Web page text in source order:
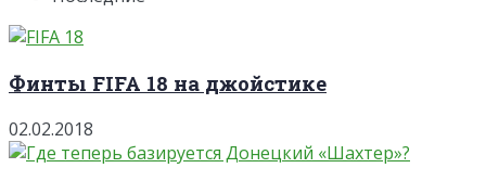
Финты FIFA 18 на джойстике
02.02.2018